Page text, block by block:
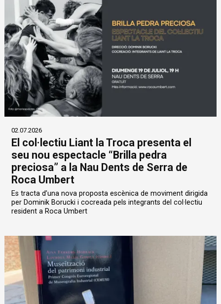
02.07.2026
El col·lectiu Liant la Troca presenta el
seu nou espectacle “Brilla pedra
preciosa” a la Nau Dents de Serra de
Roca Umbert
Es tracta d’una nova proposta escènica de moviment dirigida
per Dominik Borucki i cocreada pels integrants del col·lectiu
resident a Roca Umbert